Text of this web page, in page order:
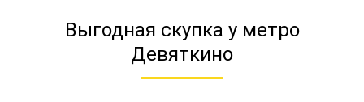
Выгодная скупка у метро
Девяткино